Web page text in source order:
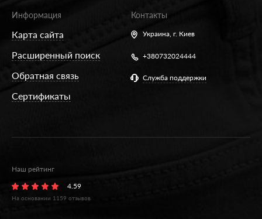
Информация
Карта сайта
Расширенный поиск
Обратная связь
Сертификаты
Контакты
Украина, г. Киев
+380732024444
Служба поддержки
Наш рейтинг
4.59
На основании 1159 отзывов